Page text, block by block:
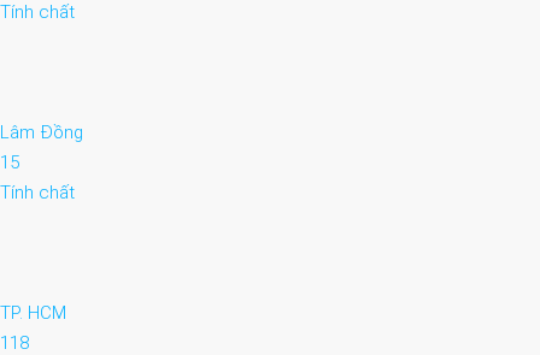
Tính chất
Lâm Đồng
15
Tính chất
TP. HCM
118